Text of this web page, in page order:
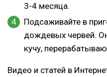
3-4 месяца.
Подсаживайте в
дождевых червей.
кучу,
Видео и статей в